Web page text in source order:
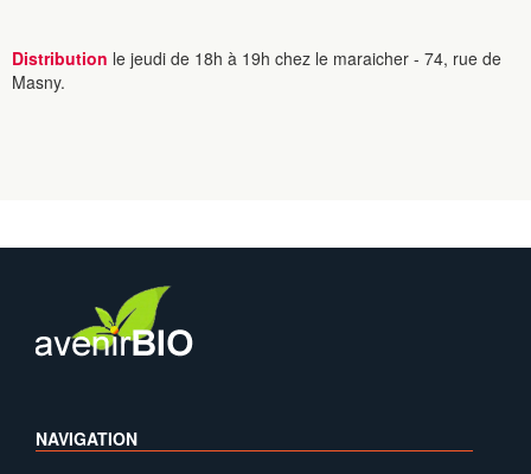
Distribution le jeudi de 18h à 19h chez le maraicher - 74, rue de
Masny.
NAVIGATION